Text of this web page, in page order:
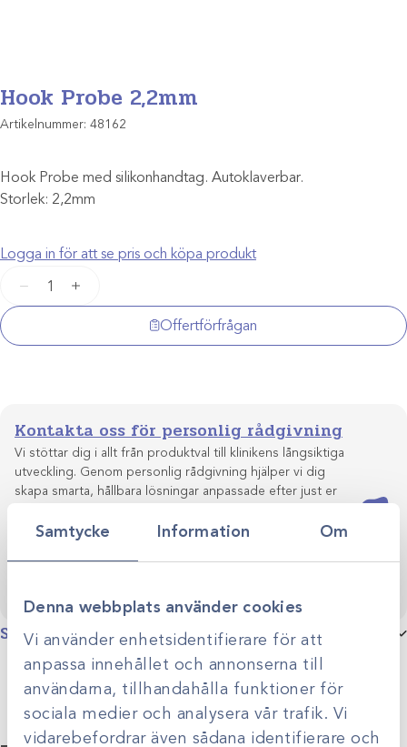
Samtycke Information Om
Denna webbplats använder cookies
Vi använder enhetsidentifierare för att
anpassa innehållet och annonserna till
användarna, tillhandahålla funktioner för
sociala medier och analysera vår trafik. Vi
vidarebefordrar även sådana identifierare och
Hook Probe 2,2mm
Artikelnummer: 48162
Hook Probe med silikonhandtag. Autoklaverbar.
Storlek: 2,2mm
Logga in för att se pris och köpa produkt
2,2mm
mängd
+
Offertförfrågan
Specifikationer
Produktgrupp Övriga artroskopiska instrument
Kontakta oss för personlig rådgivning
Vi stöttar dig i allt från produktval till klinikens långsiktiga
utveckling. Genom personlig rådgivning hjälper vi dig
skapa smarta, hållbara lösningar anpassade efter just er